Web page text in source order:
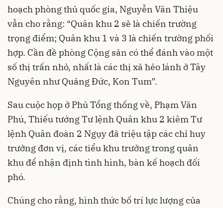
hoạch phòng thủ quốc gia, Nguyễn Văn Thiệu
vẫn cho rằng: “Quân khu 2 sẽ là chiến trường
trọng điểm; Quân khu 1 và 3 là chiến trường phối
hợp. Cần đề phòng Cộng sản có thể đánh vào một
số thị trấn nhỏ, nhất là các thị xã hẻo lánh ở Tây
Nguyên như Quảng Đức, Kon Tum”.
Sau cuộc họp ở Phủ Tổng thống về, Phạm Văn
Phú, Thiếu tướng Tư lệnh Quân khu 2 kiêm Tư
lệnh Quân đoàn 2 Ngụy đã triệu tập các chỉ huy
trưởng đơn vị, các tiểu khu trưởng trong quân
khu để nhận định tình hình, bàn kế hoạch đối
phó.
Chúng cho rằng, hình thức bố trí lực lượng của